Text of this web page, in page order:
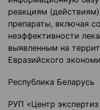
реакциям
препараты, включая
неэффективности
выявленным на
Евразийского
Республика Беларусь
РУП «Центр